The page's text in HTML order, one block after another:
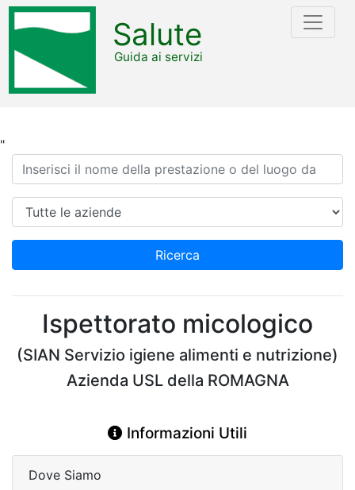
"
Salute
Guida ai servizi
Ricerca
Azienda
Ricerca
Ispettorato micologico
(SIAN Servizio igiene alimenti e nutrizione)
Azienda USL della ROMAGNA
Informazioni Utili
Dove Siamo